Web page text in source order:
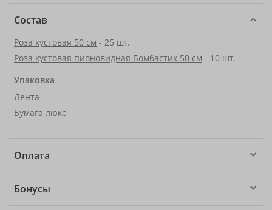
Состав
Роза кустовая 50 см - 25 шт.
Роза кустовая пионовидная Бомбастик 50 см - 10 шт.
Упаковка
Лента
Бумага люкс
Оплата
Бонусы